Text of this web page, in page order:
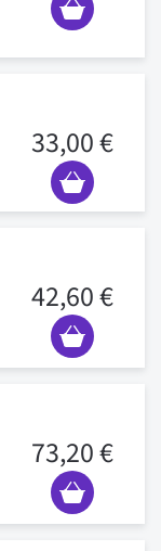
33,00 €
42,60 €
73,20 €